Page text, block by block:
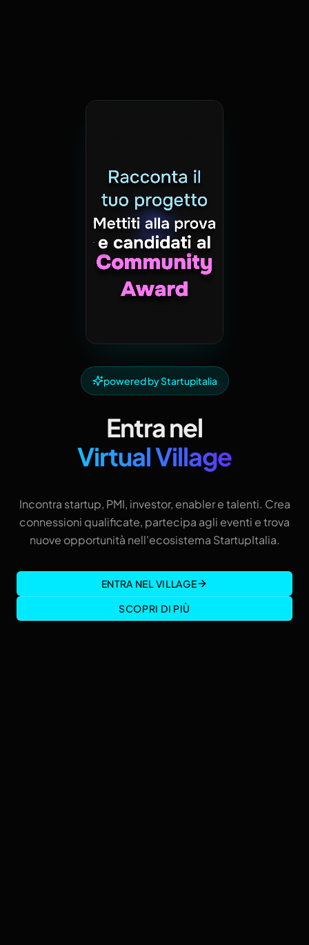
powered by Startupitalia
Entra nel
Virtual Village
Incontra startup, PMI, investor, enabler e talenti. Crea
connessioni qualificate, partecipa agli eventi e trova
nuove opportunità nell'ecosistema StartupItalia.
ENTRA NEL VILLAGE
SCOPRI DI PIÙ